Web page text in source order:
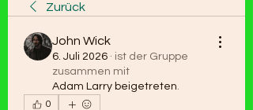
Zurück
John Wick
6. Juli 2026 · ist der Gruppe
zusammen mit
Adam Larry beigetreten.
0